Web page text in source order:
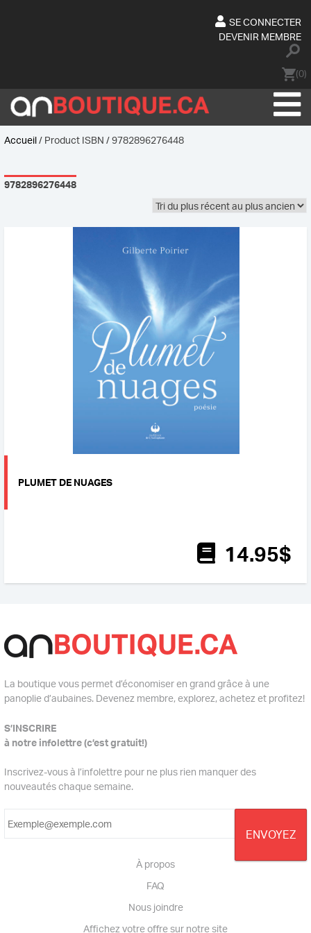
SE CONNECTER
DEVENIR MEMBRE
(0)
Accueil/ Product ISBN / 9782896276448
9782896276448
PLUMET DE NUAGES
14.95$
La boutique vous permet d’économiser en grand grâce à une
panoplie d’aubaines. Devenez membre, explorez, achetez et profitez!
S’INSCRIRE
à notre infolettre (c’est gratuit!)
Inscrivez-vous à l’infolettre pour ne plus rien manquer des
nouveautés chaque semaine.
À propos
FAQ
Nous joindre
Affichez votre offre sur notre site